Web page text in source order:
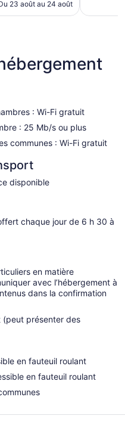
de
143 $ CA
23 août au 24 août
: Wi-Fi gratuit
: 25 Mb/s ou plus
communes : Wi-Fi gratuit
disponible
chaque jour de 6 h 30 à
en matière
avec l’hébergement à
dans la confirmation
(peut présenter des
en fauteuil roulant
en fauteuil roulant